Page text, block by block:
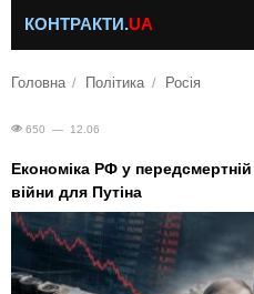
КОНТРАКТИ.UA
Головна Політика Росія
650 — 12.06
Економіка РФ у
війни для Путіна